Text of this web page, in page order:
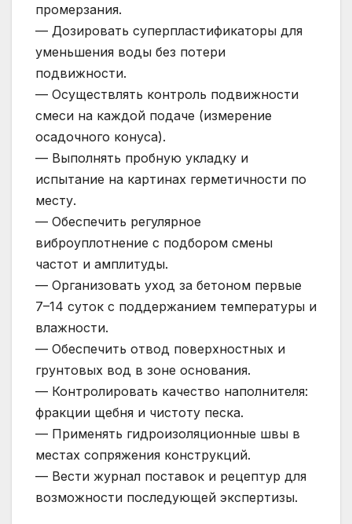
промерзания.
— Дозировать суперпластификаторы для
уменьшения воды без потери
подвижности.
— Осуществлять контроль подвижности
смеси на каждой подаче (измерение
осадочного конуса).
— Выполнять пробную укладку и
испытание на картинах герметичности по
месту.
— Обеспечить регулярное
виброуплотнение с подбором смены
частот и амплитуды.
— Организовать уход за бетоном первые
7–14 суток с поддержанием температуры и
влажности.
— Обеспечить отвод поверхностных и
грунтовых вод в зоне основания.
— Контролировать качество наполнителя:
фракции щебня и чистоту песка.
— Применять гидроизоляционные швы в
местах сопряжения конструкций.
— Вести журнал поставок и рецептур для
возможности последующей экспертизы.